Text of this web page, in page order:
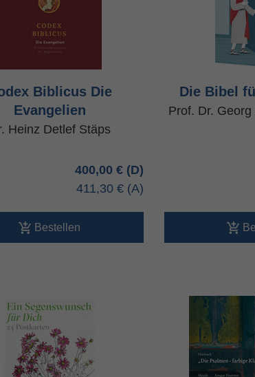
Biblicus Die
Evangelien
Heinz Detlef Stäps
400,00 €
411,30 €
Bestellen
Die Bibel
Prof. Dr.